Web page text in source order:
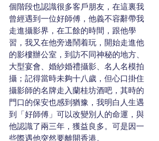
個階段也認識很多客戶朋友，在這裏我
曾經遇到一位好師傅，他義不容辭帶我
走進攝影界，在工餘的時間，跟他學
習，我又在他旁邊鬧着玩，開始走進他
的影樓辦公室，到訪不同神秘的地方、
大型宴會、婚紗婚禮攝影、名人名模拍
攝；記得當時未夠十八歲，但心口掛住
攝影師的名牌走入蘭桂坊酒吧，其時的
門口的保安也感到猶豫，我明白人生遇
到「好師傅」可以改變別人的命運，與
他認識了兩三年，獲益良多。可是因一
些際遇他突然要離開香港。